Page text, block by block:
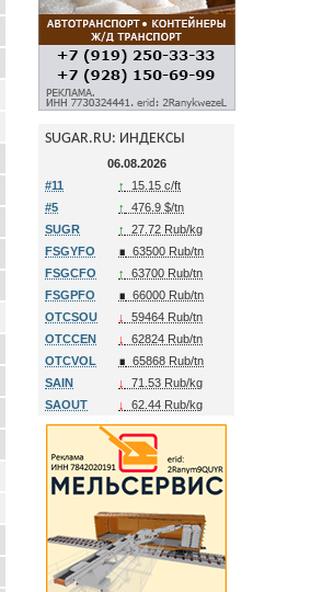
SUGAR.RU: ИНДЕКСЫ
06.08.2026
#11
↑
15.15 c/ft
#5
↑
476.9 $/tn
SUGR
↑
27.72 Rub/kg
FSGYFO
∎ 63500 Rub/tn
FSGCFO
↑
63700 Rub/tn
FSGPFO
∎ 66000 Rub/tn
OTCSOU
↓
59464 Rub/tn
OTCCEN
↓
62824 Rub/tn
OTCVOL
∎ 65868 Rub/tn
SAIN
↓
71.53 Rub/kg
SAOUT
↓ 62.44 Rub/kg